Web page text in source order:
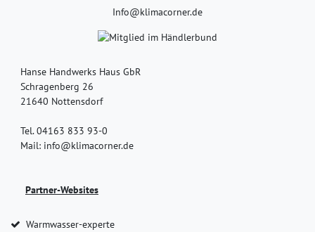
Info@klimacorner.de
Hanse Handwerks Haus GbR
Schragenberg 26
21640 Nottensdorf
Tel. 04163 833 93-0
Mail: info@klimacorner.de
Partner-Websites
Warmwasser-experte